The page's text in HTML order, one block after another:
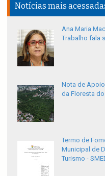
Notícias mais
Ana Maria
Trabalho fala
Nota de Apoio
da Floresta
Termo de
Municipal de
Turismo -